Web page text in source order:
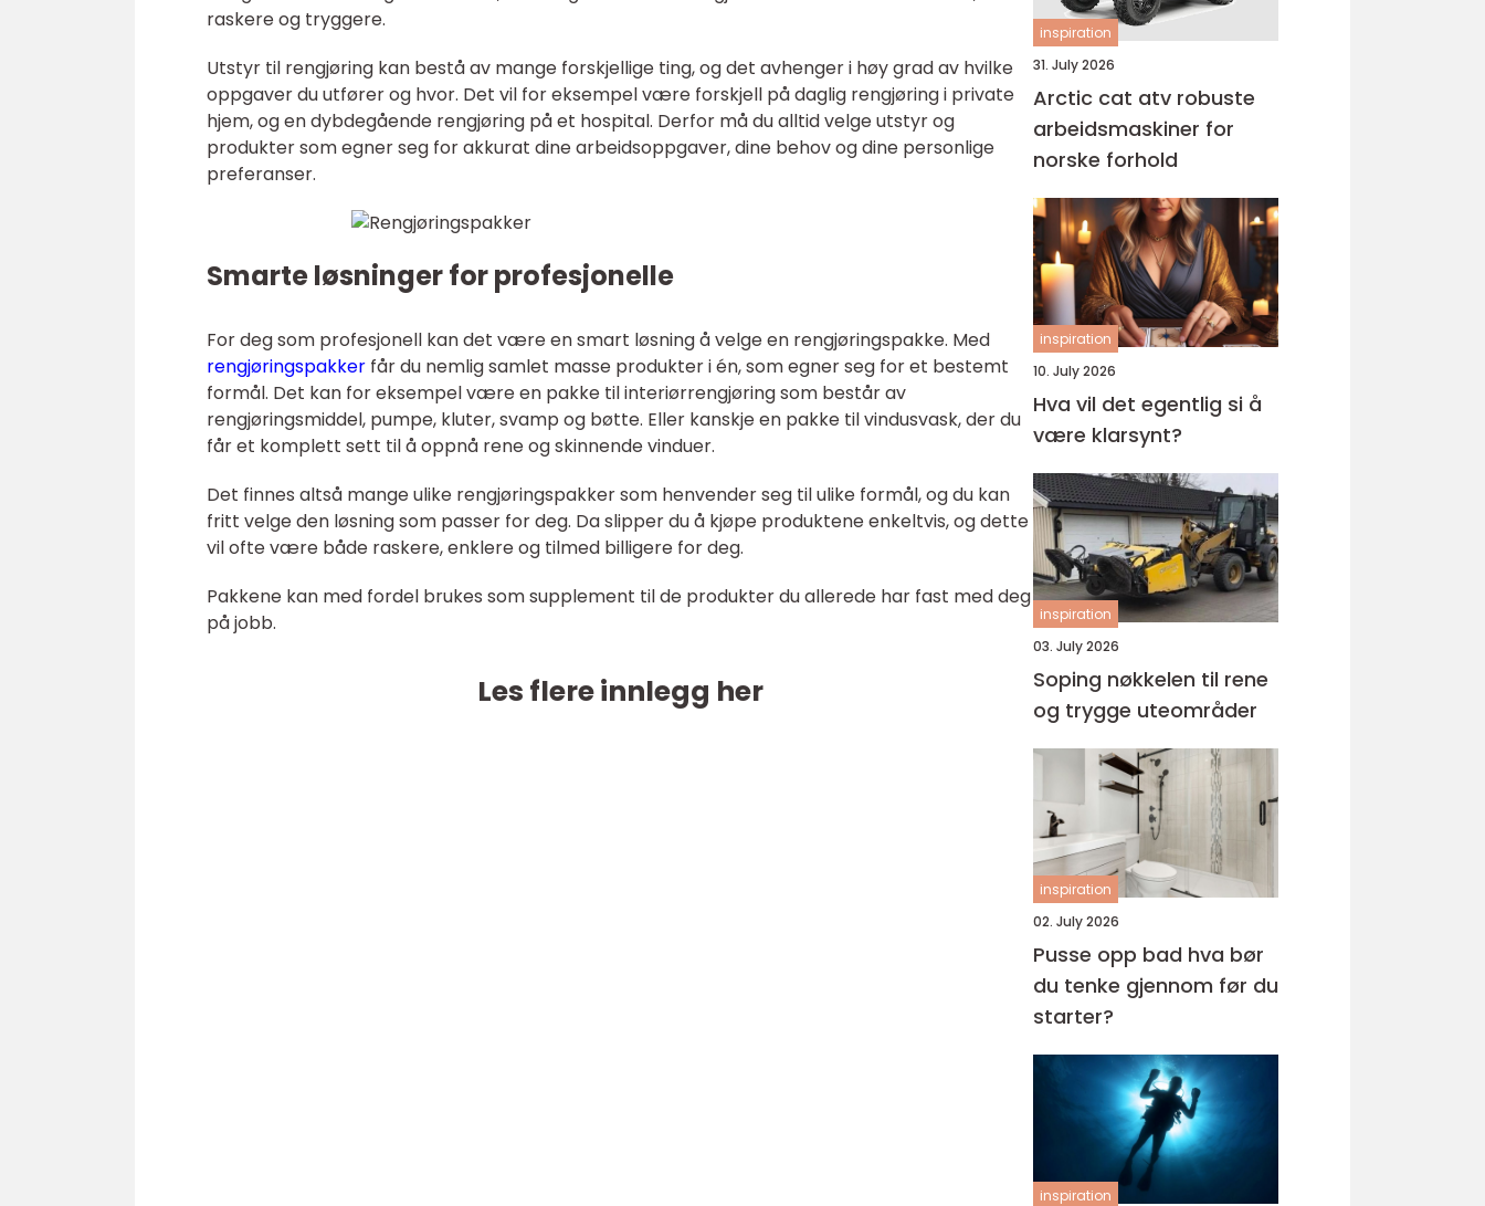
raskere og tryggere.
Utstyr til rengjøring kan bestå av mange forskjellige ting, og det avhenger i høy grad av hvilke
oppgaver du utfører og hvor. Det vil for eksempel være forskjell på daglig rengjøring i private
hjem, og en dybdegående rengjøring på et hospital. Derfor må du alltid velge utstyr og
produkter som egner seg for akkurat dine arbeidsoppgaver, dine behov og dine personlige
preferanser.
Smarte løsninger for profesjonelle
For deg som profesjonell kan det være en smart løsning å velge en rengjøringspakke. Med
rengjøringspakker får du nemlig samlet masse produkter i én, som egner seg for et bestemt
formål. Det kan for eksempel være en pakke til interiørrengjøring som består av
rengjøringsmiddel, pumpe, kluter, svamp og bøtte. Eller kanskje en pakke til vindusvask, der du
får et komplett sett til å oppnå rene og skinnende vinduer.
Det finnes altså mange ulike rengjøringspakker som henvender seg til ulike formål, og du kan
fritt velge den løsning som passer for deg. Da slipper du å kjøpe produktene enkeltvis, og dette
vil ofte være både raskere, enklere og tilmed billigere for deg.
Pakkene kan med fordel brukes som supplement til de produkter du allerede har fast med deg
på jobb.
Les flere innlegg her
inspiration
31. July 2026
Arctic cat atv robuste
arbeidsmaskiner for
norske forhold
inspiration
10. July 2026
Hva vil det egentlig si å
være klarsynt?
inspiration
03. July 2026
Soping nøkkelen til rene
og trygge uteområder
inspiration
02. July 2026
Pusse opp bad hva bør
du tenke gjennom før du
starter?
inspiration